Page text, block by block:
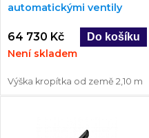
automatickými ventily
64 730 Kč
Není skladem
Výška kropítka od země 2,10 m